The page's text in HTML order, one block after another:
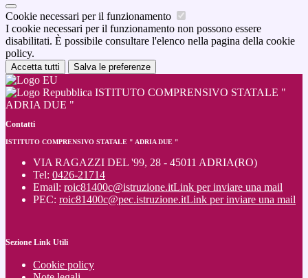
Cookie necessari per il funzionamento
I cookie necessari per il funzionamento non possono essere
disabilitati. È possibile consultare l'elenco nella pagina della cookie
policy.
Accetta tutti Salva le preferenze
ISTITUTO COMPRENSIVO STATALE "
ADRIA DUE "
Contatti
ISTITUTO COMPRENSIVO STATALE " ADRIA DUE "
VIA RAGAZZI DEL '99, 28 - 45011 ADRIA(RO)
Tel: 0426-21714
Email: roic81400c@istruzione.itLink per inviare una mail
PEC: roic81400c@pec.istruzione.itLink per inviare una mail
Sezione Link Utili
Cookie policy